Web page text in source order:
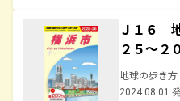
Ｊ１６
２５～２
地球の歩き方
2024.08.01